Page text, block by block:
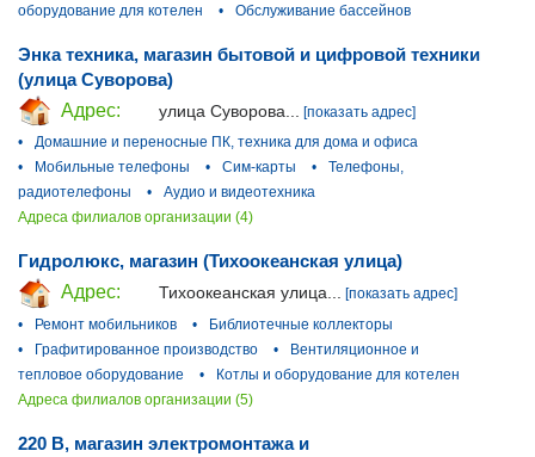
оборудование для котелен
• Обслуживание бассейнов
Энка техника, магазин бытовой и цифровой техники
(улица Суворова)
Адрес:
улица Суворова...
[показать адрес]
•
Домашние и переносные ПК, техника для дома и офиса
•
Мобильные телефоны • Сим-карты •
Телефоны,
радиотелефоны
•
Аудио и видеотехника
Адреса филиалов организации (4)
Гидролюкс, магазин (Тихоокеанская улица)
Адрес:
Тихоокеанская улица... [показать адрес]
•
Ремонт мобильников •
Библиотечные коллекторы
•
Графитированное производство •
Вентиляционное и
тепловое оборудование
•
Котлы и оборудование для котелен
Адреса филиалов организации (5)
220 В, магазин электромонтажа и